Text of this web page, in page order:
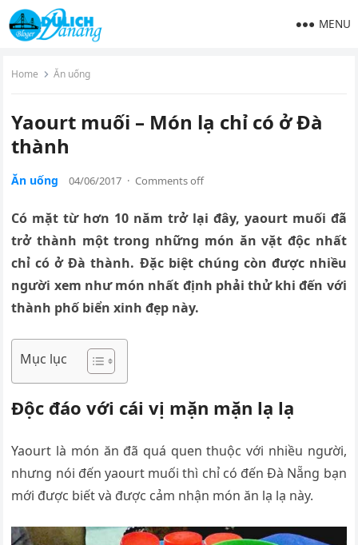
MENU
Home Ăn uống
Yaourt muối – Món lạ chỉ có ở Đà
thành
Ăn uống 04/06/2017 · Comments off
Có mặt từ hơn 10 năm trở lại đây, yaourt muối đã
trở thành một trong những món ăn vặt độc nhất
chỉ có ở Đà thành. Đặc biệt chúng còn được nhiều
người xem như món nhất định phải thử khi đến với
thành phố biển xinh đẹp này.
Mục lục
Độc đáo với cái vị mặn mặn lạ lạ
Yaourt là món ăn đã quá quen thuộc với nhiều người,
nhưng nói đến yaourt muối thì chỉ có đến Đà Nẵng bạn
mới được biết và được cảm nhận món ăn lạ lạ này.